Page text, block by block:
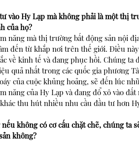
vào Hy Lạp mà không phải là một thị
của họ?
năng mà thị trường bất động sản nội
đến từ khắp nơi trên thế giới. Điều
về kinh tế và đang phục hồi. Chúng
quả nhất trong các quốc gia phương
của cuộc khủng hoảng, sẽ đến lúc
năng của Hy Lạp và đang đổ xô vào
thu hút nhiều nhu cầu đầu tư hơn
không có cơ cấu chặt chẽ, chúng ta
không?